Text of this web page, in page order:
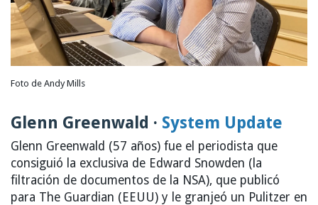
Foto de Andy Mills
Glenn Greenwald · System Update
Glenn Greenwald (57 años) fue el periodista que
consiguió la exclusiva de Edward Snowden (la
filtración de documentos de la NSA), que publicó
para The Guardian (EEUU) y le granjeó un Pulitzer en